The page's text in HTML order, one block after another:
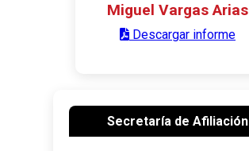
Miguel Vargas Arias
Descargar informe
Secretaría de Afiliación